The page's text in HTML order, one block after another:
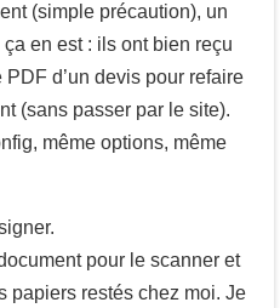
(simple précaution), un
en est : ils ont bien reçu
d’un devis pour refaire
(sans passer par le site).
même options, même
pour le scanner et
papiers restés chez moi. Je